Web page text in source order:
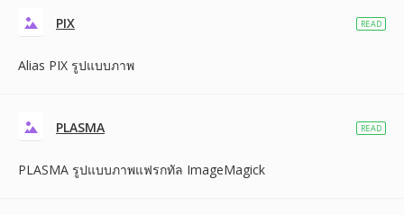
PIX
Alias PIX รูปแบบภาพ
READ
PLASMA
PLASMA รูปแบบภาพแฟรกทัล ImageMagick
READ